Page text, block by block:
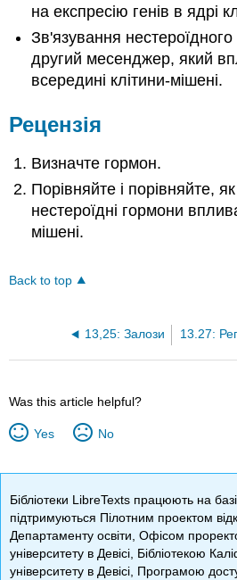
на експресію генів в ядрі
Зв'язування
другий месенджер, який
всередині клітини-мішені.
Рецензія
Визначте гормон.
Порівняйте і порівняйте,
нестероїдні гормони
мішені.
Back to top
13,25: Залози
Was this article helpful?
Yes No
Бібліотеки LibreTexts працюють на базі
підтримуються Пілотним проектом
Департаменту освіти, Офісом
університету в Девісі, Бібліотекою
університету в Девісі, Програмою